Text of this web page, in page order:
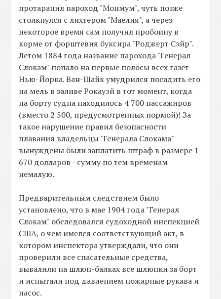
протаранил пароход "Монмум", чуть позже
столкнулся с лихтером "Маелия", а через
некоторое время сам получил пробоину в
корме от форштевня буксира "Роджерт Сэйр".
Летом 1884 года название парохода "Генерал
Слокам" попало на первые полосы всех газет
Нью-Йорка. Ван-Шайк умудрился посадить его
на мель в заливе Рокауэй в тот момент, когда
на борту судна находилось 4 700 пассажиров
(вместо 2 500, предусмотренных нормой)! За
такое нарушение правил безопасности
плавания владельцы "Генерала Слокама"
вынуждены были заплатить штраф в размере 1
670 долларов - сумму по тем временам
немалую.
Предварительным следствием было
установлено, что в мае 1904 года "Генерал
Слокам" обследовался судоходной инспекцией
США, о чем имелся соответствующий акт, в
котором инспектора утверждали, что они
проверили все спасательные средства,
вывалили на шлюп-балках все шлюпки за борт
и испытали под давлением пожарные рукава и
насос.